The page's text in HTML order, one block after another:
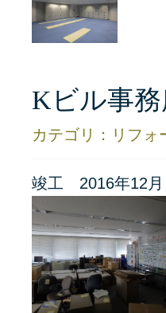
Kビル事
カテゴリ：リフォ
竣工 2016年12月